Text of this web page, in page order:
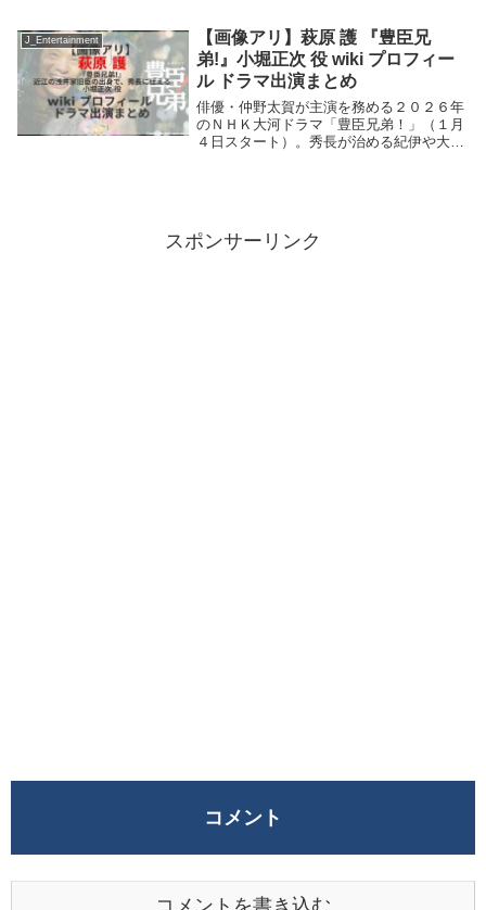
ンルーム投資の落とし穴、狭小住宅など今
知っ...
J_Entertainment
【画像アリ】萩原 護 『豊臣兄
弟!』小堀正次 役 wiki プロフィー
ル ドラマ出演まとめ
俳優・仲野太賀が主演を務める２０２６年
のＮＨＫ大河ドラマ「豊臣兄弟！」（１月
４日スタート）。秀長が治める紀伊や大和
スポンサーリンク
コメント
コメントを書き込む